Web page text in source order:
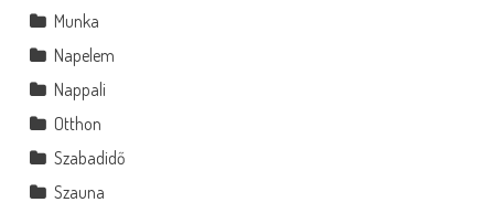
Munka
Napelem
Nappali
Otthon
Szabadidő
Szauna